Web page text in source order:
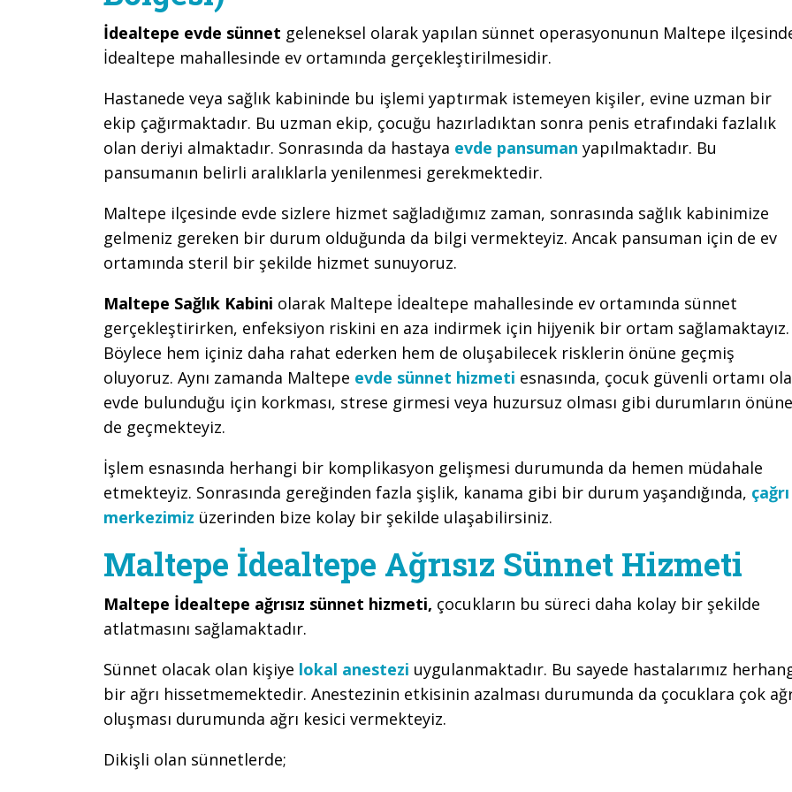
İdealtepe evde sünnet geleneksel olarak yapılan sünnet operasyonunun Maltepe
İdealtepe mahallesinde ev ortamında gerçekleştirilmesidir.
Hastanede veya sağlık kabininde bu işlemi yaptırmak istemeyen kişiler, evine uzman bir
ekip çağırmaktadır. Bu uzman ekip, çocuğu hazırladıktan sonra penis etrafındaki fazlalık
olan deriyi almaktadır. Sonrasında da hastaya evde pansuman yapılmaktadır. Bu
pansumanın belirli aralıklarla yenilenmesi gerekmektedir.
Maltepe ilçesinde evde sizlere hizmet sağladığımız zaman, sonrasında sağlık kabinimize
gelmeniz gereken bir durum olduğunda da bilgi vermekteyiz. Ancak pansuman için de ev
ortamında steril bir şekilde hizmet sunuyoruz.
Maltepe Sağlık Kabini olarak Maltepe İdealtepe mahallesinde ev ortamında sünnet
gerçekleştirirken, enfeksiyon riskini en aza indirmek için hijyenik bir ortam sağlamaktayız.
Böylece hem içiniz daha rahat ederken hem de oluşabilecek risklerin önüne geçmiş
oluyoruz. Aynı zamanda Maltepe evde sünnet hizmeti esnasında, çocuk güvenli ortamı
evde bulunduğu için korkması, strese girmesi veya huzursuz olması gibi durumların önüne
de geçmekteyiz.
İşlem esnasında herhangi bir komplikasyon gelişmesi durumunda da hemen müdahale
etmekteyiz. Sonrasında gereğinden fazla şişlik, kanama gibi bir durum yaşandığında, çağrı
merkezimiz üzerinden bize kolay bir şekilde ulaşabilirsiniz.
Maltepe İdealtepe Ağrısız Sünnet Hizmeti
Maltepe İdealtepe ağrısız sünnet hizmeti, çocukların bu süreci daha kolay bir şekilde
atlatmasını sağlamaktadır.
Sünnet olacak olan kişiye lokal anestezi uygulanmaktadır. Bu sayede hastalarımız
bir ağrı hissetmemektedir. Anestezinin etkisinin azalması durumunda da çocuklara çok
oluşması durumunda ağrı kesici vermekteyiz.
Dikişli olan sünnetlerde;